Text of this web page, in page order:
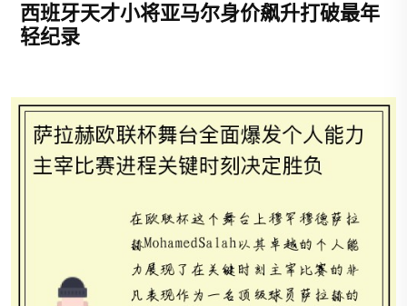
西班牙天才小将亚马尔身价飙升打破最年
轻纪录